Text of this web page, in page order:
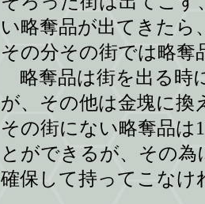
い略奪品が出てきた
その分その街では略奪
略奪品は街を出る時
が、その他は金塊に換
その街にない略奪品は
とができるが、その
確保して持ってこなけ